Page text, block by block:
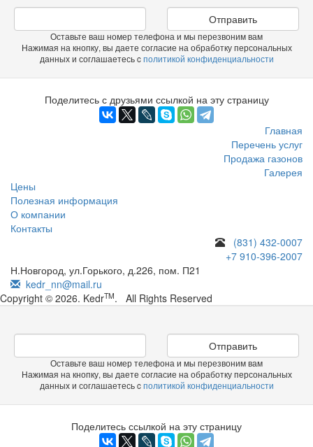
Отправить
Оставьте ваш номер телефона и мы перезвоним вам
Нажимая на кнопку, вы даете согласие на обработку персональных
данных и соглашаетесь cполитикой конфиденциальности
Поделитесь с друзьями ссылкой на эту страницу
Главная
Перечень услуг
Продажа газонов
Галерея
Цены
Полезная информация
О компании
Контакты
(831) 432-0007
+7 910-396-2007
Н.Новгород, ул.Горького, д.226, пом. П21
kedr_nn@mail.ru
Copyright © 2026. KedrTM. All Rights Reserved
Отправить
Оставьте ваш номер телефона и мы перезвоним вам
Нажимая на кнопку, вы даете согласие на обработку персональных
данных и соглашаетесь cполитикой конфиденциальности
Поделитесь ссылкой на эту страницу